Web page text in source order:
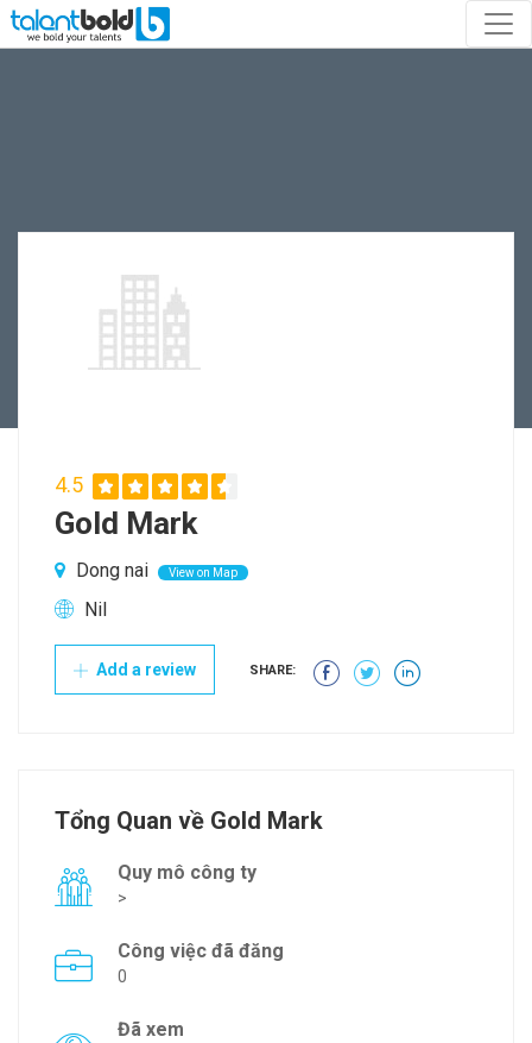
4.5
Gold Mark
Dong nai View on Map
Nil
Add a review SHARE:
Tổng Quan về Gold Mark
Quy mô công ty
>
Công việc đã đăng
0
Đã xem